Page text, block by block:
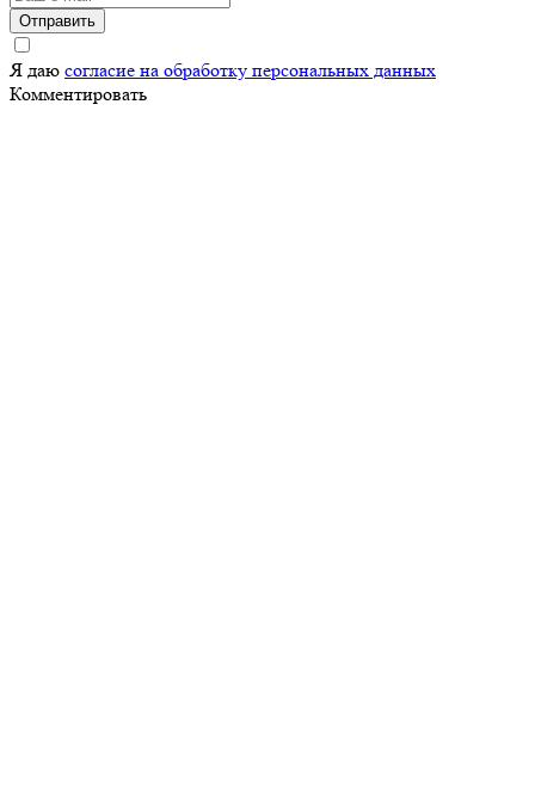
Отправить
Я даю согласие на обработку персональных данных
Комментировать